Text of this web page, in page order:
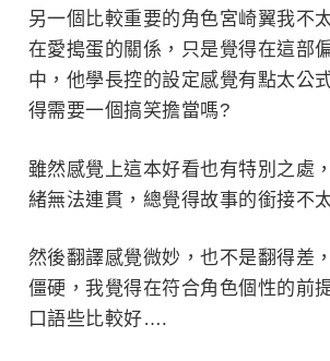
另一個比較重要的角色宮崎翼我不
在愛搗蛋的關係，只是覺得在這部
中，他學長控的設定感覺有點太公
得需要一個搞笑擔當嗎?
雖然感覺上這本好看也有特別之處
緒無法連貫，總覺得故事的銜接不
然後翻譯感覺微妙，也不是翻得差
僵硬，我覺得在符合角色個性的前
口語些比較好….